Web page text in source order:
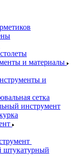
и материалы
и
сетка
инструмент
штукатурный